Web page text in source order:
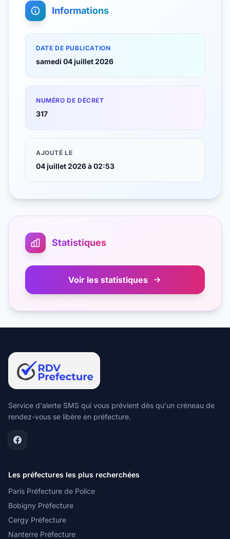
Informations
DATE DE PUBLICATION
samedi 04 juillet 2026
NUMÉRO DE DÉCRET
317
AJOUTÉ LE
04 juillet 2026 à 02:53
Statistiques
Voir les statistiques
Service d'alerte SMS qui vous prévient dès qu'un créneau de
rendez-vous se libère en préfecture.
Les préfectures les plus recherchées
Paris Préfecture de Police
Bobigny Préfecture
Cergy Préfecture
Nanterre Préfecture